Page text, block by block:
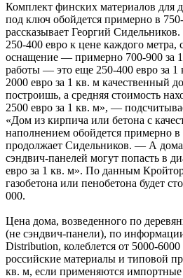
Комплект финских материалов для
под ключ обойдется примерно в
рассказывает Георгий
250-400 евро к цене каждого метра,
оснащение — примерно 700-900 за
работы — это еще 250-400 евро за
2000 евро за 1 кв. м качественный
построишь, а средняя стоимость
2500 евро за 1 кв. м», —
«Дом из кирпича или бетона с
наполнением обойдется примерно
продолжает Сидельников. — А дома
сэндвич-панелей могут попасть в
евро за 1 кв. м». По данным
газобетона или пенобетона будет
000.
Цена дома, возведенного по
(не сэндвич-панели), по
Distribution, колеблется от 5000-
российские материалы и типовой
кв. м, если применяются